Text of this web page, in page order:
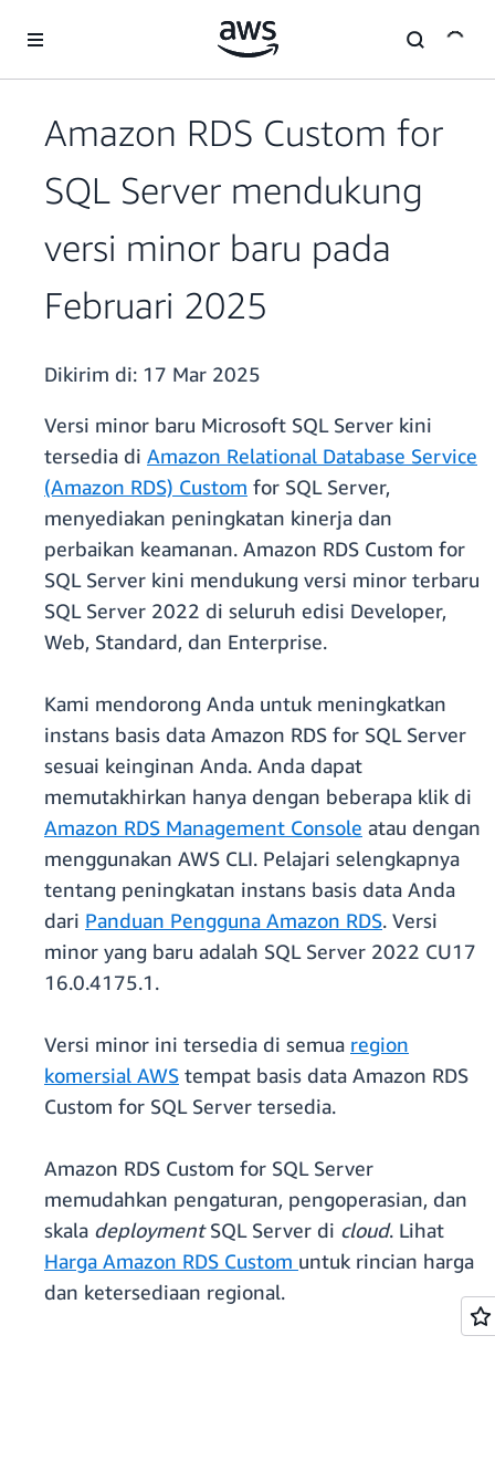
Amazon RDS Custom for
SQL Server mendukung
versi minor baru pada
Februari 2025
Dikirim di: 17 Mar 2025
Versi minor baru Microsoft SQL Server kini
tersedia di Amazon Relational Database Service
(Amazon RDS) Custom for SQL Server,
menyediakan peningkatan kinerja dan
perbaikan keamanan. Amazon RDS Custom for
SQL Server kini mendukung versi minor terbaru
SQL Server 2022 di seluruh edisi Developer,
Web, Standard, dan Enterprise.
Kami mendorong Anda untuk meningkatkan
instans basis data Amazon RDS for SQL Server
sesuai keinginan Anda. Anda dapat
memutakhirkan hanya dengan beberapa klik di
Amazon RDS Management Console atau dengan
menggunakan AWS CLI. Pelajari selengkapnya
tentang peningkatan instans basis data Anda
dari Panduan Pengguna Amazon RDS. Versi
minor yang baru adalah SQL Server 2022 CU17
16.0.4175.1.
Versi minor ini tersedia di semua region
komersial AWS tempat basis data Amazon RDS
Custom for SQL Server tersedia.
Amazon RDS Custom for SQL Server
memudahkan pengaturan, pengoperasian, dan
skala deploymentSQL Server di cloud. Lihat
Harga Amazon RDS Custom untuk rincian harga
dan ketersediaan regional.